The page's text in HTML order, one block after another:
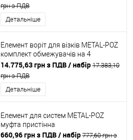
грн з ПДВ
Детальніше
Елемент воріт для візків METAL-POZ
комплект обмежувачів на 4
направляючих
14.775,63 грн з ПДВ/ набір 17.383,10
грн з ПДВ
Детальніше
Елемент для систем METAL-POZ
муфта пристінна
660,96 грн з ПДВ/ набір 777,60 грн з